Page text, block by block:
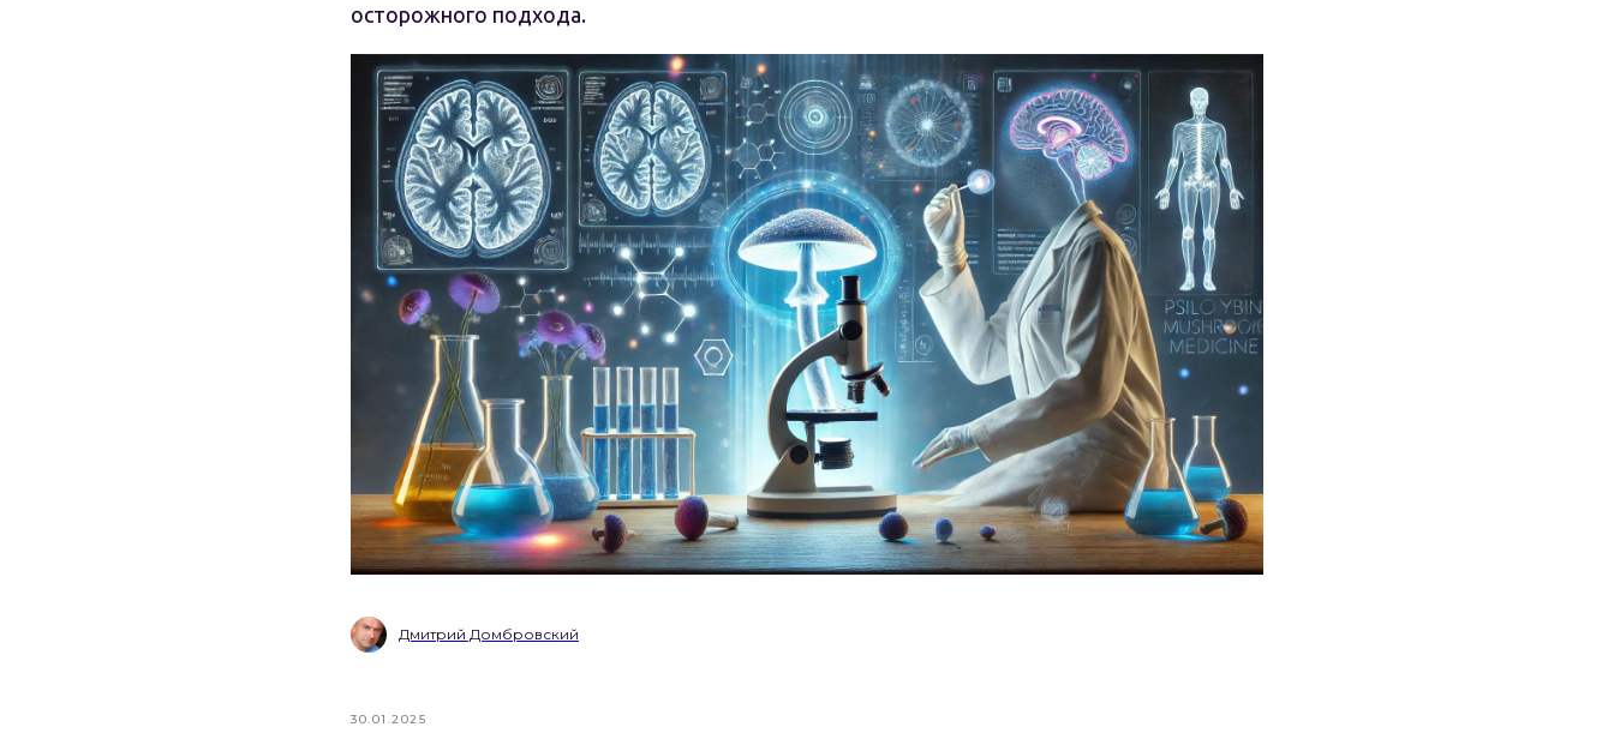
осторожного подхода.
Дмитрий Домбровский
30.01.2025